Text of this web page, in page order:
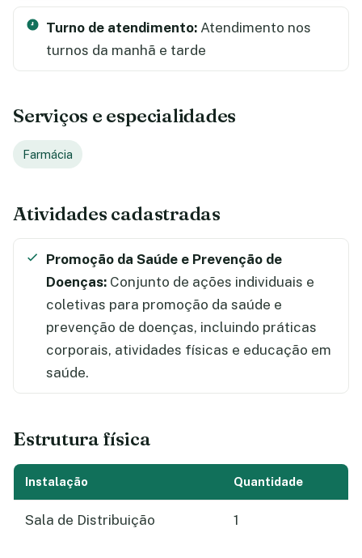
Turno de atendimento: Atendimento nos
turnos da manhã e tarde
Serviços e especialidades
Farmácia
Atividades cadastradas
Promoção da Saúde e Prevenção de
Doenças: Conjunto de ações individuais e
coletivas para promoção da saúde e
prevenção de doenças, incluindo práticas
corporais, atividades físicas e educação em
saúde.
Estrutura física
Instalação Quantidade
Sala de Distribuição 1